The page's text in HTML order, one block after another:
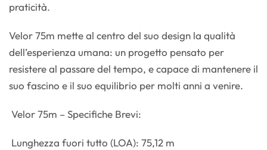
praticità.
Velor 75m mette al centro del suo design la qualità
dell’esperienza umana: un progetto pensato per
resistere al passare del tempo, e capace di mantenere il
suo fascino e il suo equilibrio per molti anni a venire.
Velor 75m – Specifiche Brevi:
Lunghezza fuori tutto (LOA): 75,12 m